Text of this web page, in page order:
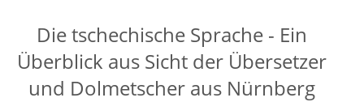
Die tschechische Sprache - Ein
Überblick aus Sicht der Übersetzer
und Dolmetscher aus Nürnberg